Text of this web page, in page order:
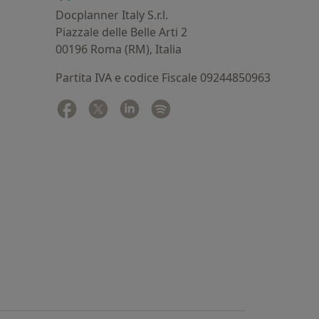
Docplanner Italy S.r.l.
Piazzale delle Belle Arti 2
00196 Roma (RM), Italia
Partita IVA e codice Fiscale 09244850963
Facebook
si apre in una nuova scheda
Twitter
si apre in una nuova scheda
Linkedin
si apre in una nuova scheda